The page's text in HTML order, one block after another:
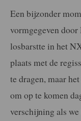
Een bijzonder
vormgegeven
losbarstte in het
plaats met de
te dragen, maar
om op te komen
verschijning als